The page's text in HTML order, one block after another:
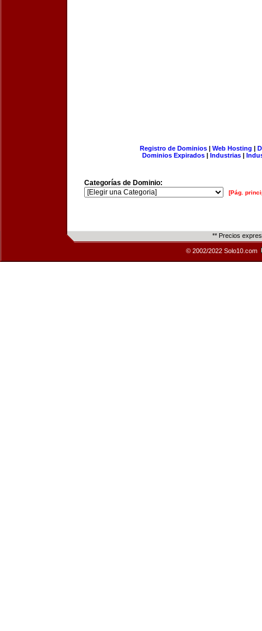
Registro de Dominios| Web Hosting |
Dominios Expirados | Industrias |
Categorías de Dominio:
[Pág.
** Precios
© 2002/2022 Solo10.com